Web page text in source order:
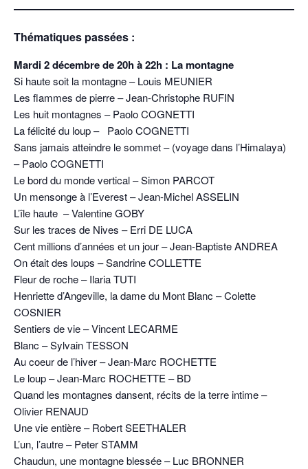
Thématiques passées :
Mardi 2 décembre de 20h à 22h : La montagne
Si haute soit la montagne – Louis MEUNIER
Les flammes de pierre – Jean-Christophe RUFIN
Les huit montagnes – Paolo COGNETTI
La félicité du loup – Paolo COGNETTI
Sans jamais atteindre le sommet – (voyage dans l’Himalaya)
– Paolo COGNETTI
Le bord du monde vertical – Simon PARCOT
Un mensonge à l’Everest – Jean-Michel ASSELIN
L’île haute – Valentine GOBY
Sur les traces de Nives – Erri DE LUCA
Cent millions d’années et un jour – Jean-Baptiste ANDREA
On était des loups – Sandrine COLLETTE
Fleur de roche – Ilaria TUTI
Henriette d’Angeville, la dame du Mont Blanc – Colette
COSNIER
Sentiers de vie – Vincent LECARME
Blanc – Sylvain TESSON
Au coeur de l’hiver – Jean-Marc ROCHETTE
Le loup – Jean-Marc ROCHETTE – BD
Quand les montagnes dansent, récits de la terre intime –
Olivier RENAUD
Une vie entière – Robert SEETHALER
L’un, l’autre – Peter STAMM
Chaudun, une montagne blessée – Luc BRONNER